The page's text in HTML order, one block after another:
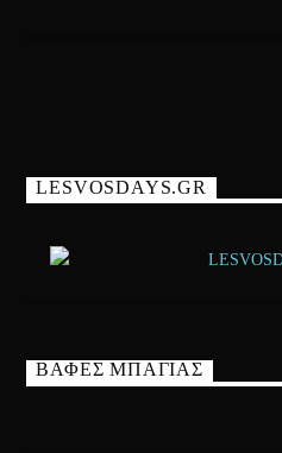
LESVOSDAYS.GR
ΒΑΦΕΣ ΜΠΑΓΙΑΣ